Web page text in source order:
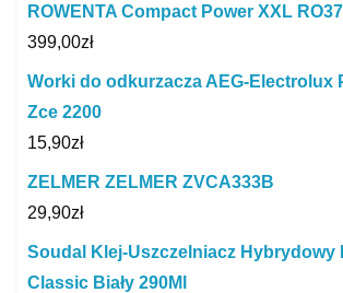
ROWENTA Compact Power XXL
399,00zł
Worki do odkurzacza AEG-Electrolux
Zce 2200
15,90zł
ZELMER ZELMER ZVCA333B
29,90zł
Soudal Klej-Uszczelniacz Hybrydowy
Classic Biały 290Ml